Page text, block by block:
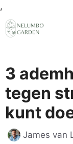
,
naar
de
3
tegen
kunt
James van